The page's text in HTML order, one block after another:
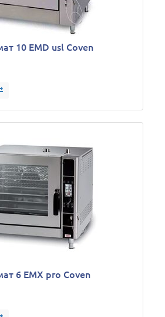
10 ЕMD usl Coven
6 ЕMX pro Coven